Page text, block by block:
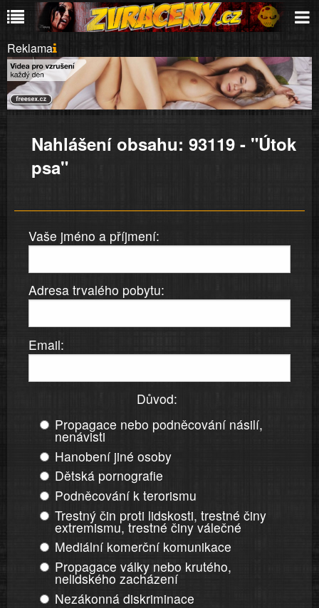
Reklama
Nahlášení obsahu: 93119 - "Útok
psa"
Vaše jméno a příjmení:
Adresa trvalého pobytu:
Email:
Důvod:
Propagace nebo podněcování násilí,
nenávisti
Hanobení jiné osoby
Dětská pornografie
Podněcování k terorismu
Trestný čin proti lidskosti, trestné činy
extremismu, trestné činy válečné
Mediální komerční komunikace
Propagace války nebo krutého,
nelidského zacházení
Nezákonná diskriminace